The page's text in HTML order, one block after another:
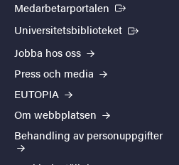
Medarbetarportalen (Extern länk)
Universitetsbiblioteket (Extern länk)
Jobba hos oss
Press och media
EUTOPIA
Om webbplatsen
Behandling av personuppgifter